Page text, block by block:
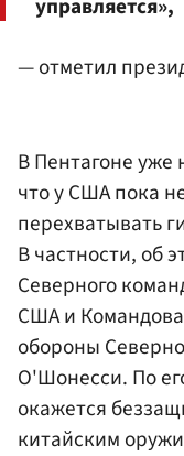
— отметил
В Пентагоне уже
что у США пока
перехватывать
В частности, об
Северного
США и
обороны
О'Шонесси. По
окажется
китайским